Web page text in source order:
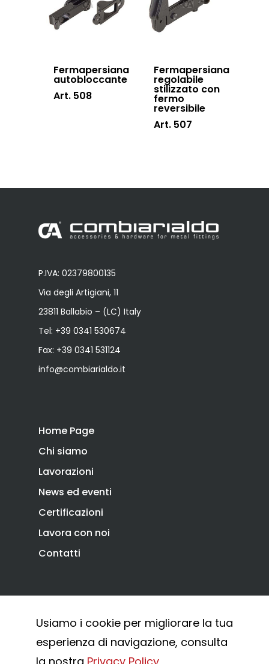
Fermapersiana
autobloccante
Art. 508
Fermapersiana
regolabile
stilizzato con
fermo
reversibile
Art. 507
P.IVA: 02379800135
Via degli Artigiani, 11
23811 Ballabio – (LC) Italy
Tel: +39 0341 530674
Fax: +39 0341 531124
info@combiarialdo.it
Home Page
Chi siamo
Lavorazioni
News ed eventi
Certificazioni
Lavora con noi
Contatti
Privacy Policy
Cookie Policy
Whistleblowing
© 2026 Combi Arialdo.
Usiamo i cookie per migliorare la tua
esperienza di navigazione, consulta